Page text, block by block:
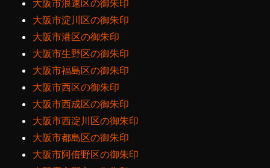
大阪市浪速区の御朱印
大阪市淀川区の御朱印
大阪市港区の御朱印
大阪市生野区の御朱印
大阪市福島区の御朱印
大阪市西区の御朱印
大阪市西成区の御朱印
大阪市西淀川区の御朱印
大阪市都島区の御朱印
大阪市阿倍野区の御朱印